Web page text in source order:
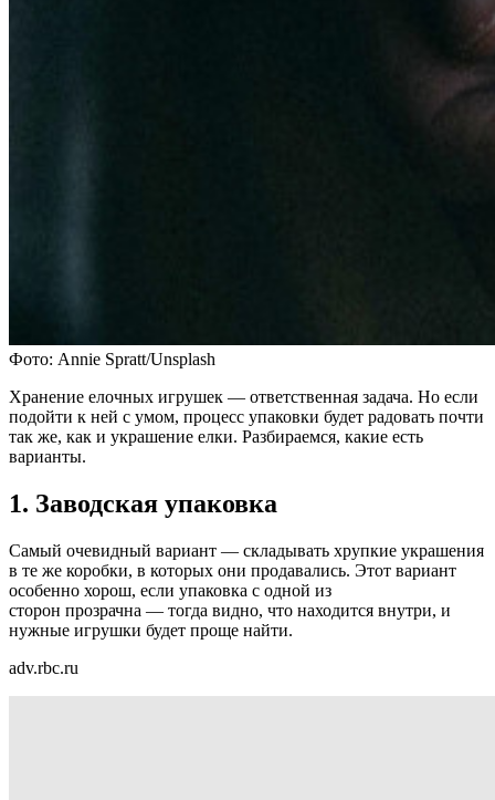
Фото: Annie Spratt/Unsplash
Хранение елочных игрушек — ответственная задача. Но если
подойти к ней с умом, процесс упаковки будет радовать почти
так же, как и украшение елки. Разбираемся, какие есть
варианты.
1. Заводская упаковка
Самый очевидный вариант — складывать хрупкие украшения
в те же коробки, в которых они продавались. Этот вариант
особенно хорош, если упаковка с одной из
сторон прозрачна — тогда видно, что находится внутри, и
нужные игрушки будет проще найти.
adv.rbc.ru